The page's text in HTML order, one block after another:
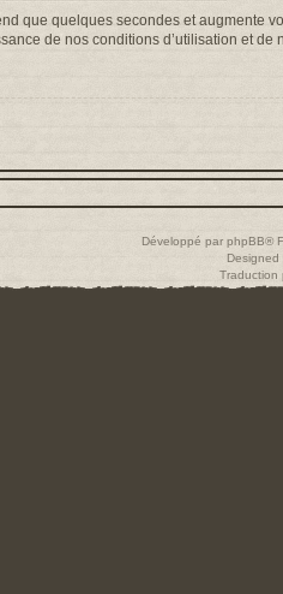
que quelques secondes et
de nos conditions d’utilisation et
Développé par phpBB®
Designed
Traduction